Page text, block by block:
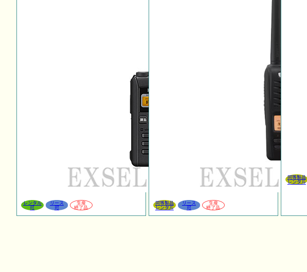
レンタル
可
リース
可
生産
終了品
同等製品
レンタル
リース
可
生産
終了品
同等製品
レンタル